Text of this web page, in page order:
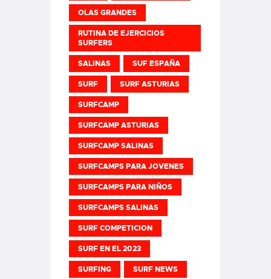
OLAS GRANDES
RUTINA DE EJERCICIOS
SURFERS
SALINAS SUF ESPAÑA
SURF SURF ASTURIAS
SURFCAMP
SURFCAMP ASTURIAS
SURFCAMP SALINAS
SURFCAMPS PARA JOVENES
SURFCAMPS PARA NIÑOS
SURFCAMPS SALINAS
SURF COMPETICION
SURF EN EL 2023
SURFING SURF NEWS